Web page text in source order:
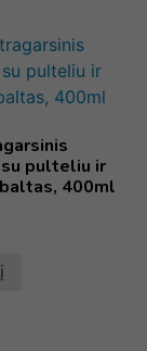
pulteliu ir
400ml